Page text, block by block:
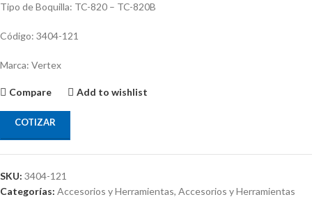
Tipo de Boquilla: TC-820 – TC-820B
Código: 3404-121
Marca: Vertex
Compare Add to wishlist
COTIZAR
SKU: 3404-121
Categorías: Accesorios y Herramientas, Accesorios y Herramientas